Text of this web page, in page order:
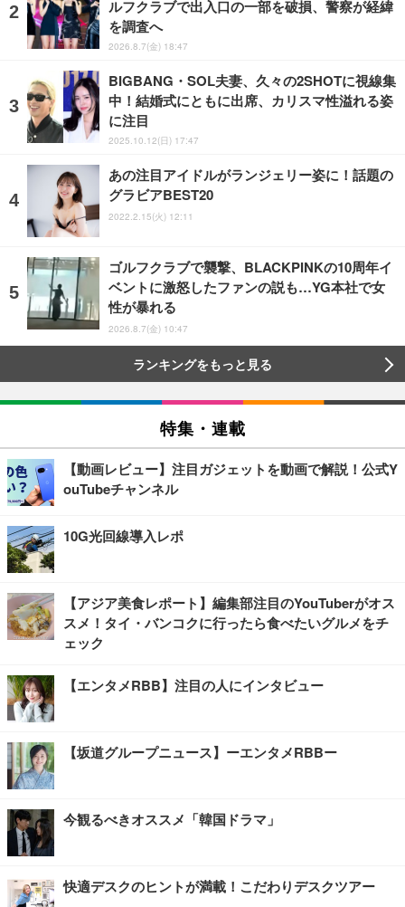
ルフクラブで出入口の一部を破損、警察が経緯
を調査へ
2026.8.7(金) 18:47
BIGBANG・SOL夫妻、久々の2SHOTに視線集
中！結婚式にともに出席、カリスマ性溢れる姿
に注目
2025.10.12(日) 17:47
あの注目アイドルがランジェリー姿に！話題の
グラビアBEST20
2022.2.15(火) 12:11
ゴルフクラブで襲撃、BLACKPINKの10周年イ
ベントに激怒したファンの説も…YG本社で女
性が暴れる
2026.8.7(金) 10:47
ランキングをもっと見る
特集・連載
【動画レビュー】注目ガジェットを動画で解説！公式Y
ouTubeチャンネル
10G光回線導入レポ
【アジア美食レポート】編集部注目のYouTuberがオス
スメ！タイ・バンコクに行ったら食べたいグルメをチ
ェック
【エンタメRBB】注目の人にインタビュー
【坂道グループニュース】ーエンタメRBBー
今観るべきオススメ「韓国ドラマ」
快適デスクのヒントが満載！こだわりデスクツアー